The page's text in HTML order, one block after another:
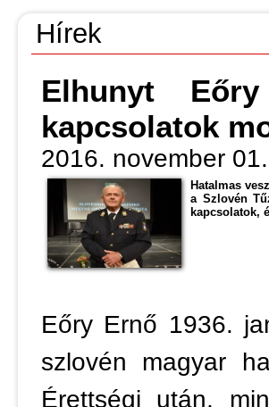
Hírek
Elhunyt
kapcsolatok
2016. november
Hatalmas
a Szlovén
kapcsolatok,
Eőry Ernő 1936.
szlovén magyar
Érettségi után,